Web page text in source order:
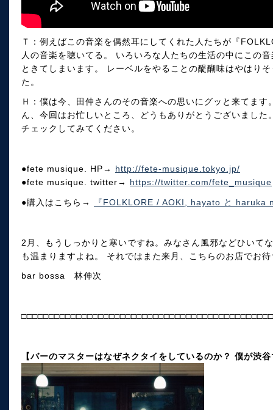
Ｔ：例えばこの音楽を偶然耳にしてくれた人たちが『
人の音楽を聴いてる。 いろいろな人たちの生活の中にこの
ときてしまいます。 レーベルをやることの醍醐味はやはり
た。
Ｈ：僕は今、田仲さんのその音楽への思いにグッと来てま
ん、今回はお忙しいところ、どうもありがとうございまし
チェックしてみてください。
●fete musique. HP→ http://fete-musique.tokyo.jp/
●fete musique. twitter→ https://twitter.com/fete_musique
●購入はこちら→ 『FOLKLORE / AOKI, hayato と haruka
2月、もうしっかりと寒いですね。みなさん風邪などひいて
も温まりますよね。 それではまた来月、こちらのお店でお
bar bossa 林伸次
【バーのマスターはなぜネクタイをしているのか？ 僕が渋